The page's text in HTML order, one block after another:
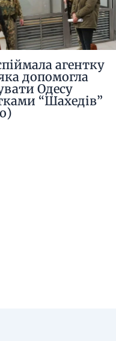
агентку
допомогла
Одесу
“Шахедів”